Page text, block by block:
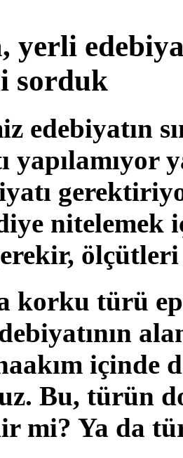
yerli
sorduk
edebiyatın
nitelemek
korku türü
içinde
Bu, türün
mi? Ya da